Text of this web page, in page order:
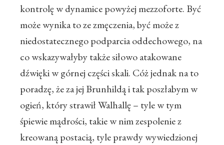
kontrolę w dynamice powyżej mezzoforte. Być
może wynika to ze zmęczenia, być może z
niedostatecznego podparcia oddechowego, na
co wskazywałyby także siłowo atakowane
dźwięki w górnej części skali. Cóż jednak na to
poradzę, że za jej Brunhildą i tak poszłabym w
ogień, który strawił Walhallę – tyle w tym
śpiewie mądrości, takie w nim zespolenie z
kreowaną postacią, tyle prawdy wywiedzionej